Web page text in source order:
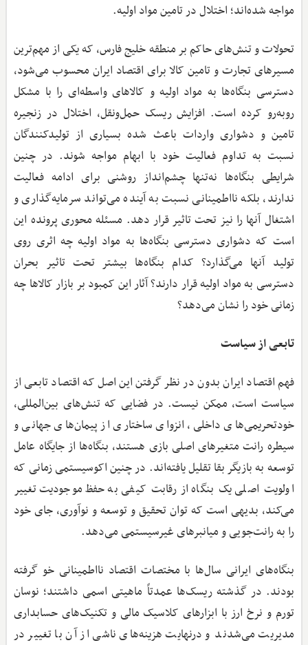
مواجه شده‌اند؛ اختلال در تامین مواد اولیه.
تحولات و تنش‌های حاکم بر منطقه خلیج فارس، که یکی از مهم‌ترین
مسیرهای تجارت و تامین کالا برای اقتصاد ایران محسوب می‌شود،
دسترسی بنگاه‌ها به مواد اولیه و کالاهای واسطه‌ای را با مشکل
روبه‌رو کرده است. افزایش ریسک حمل‌ونقل، اختلال در زنجیره
تامین و دشواری واردات باعث شده بسیاری از تولیدکنندگان
نسبت به تداوم فعالیت خود با ابهام مواجه شوند. در چنین
شرایطی بنگاه‌ها نه‌تنها چشم‌انداز روشنی برای ادامه فعالیت
ندارند، بلکه نااطمینانی نسبت به آینده می‌تواند سرمایه‌گذاری و
اشتغال آنها را نیز تحت تاثیر قرار دهد. مسئله محوری پرونده این
است که دشواری دسترسی بنگاه‌ها به مواد اولیه چه اثری روی
تولید آنها می‌گذارد؟ کدام بنگاه‌ها بیشتر تحت تاثیر بحران
دسترسی به مواد اولیه قرار دارند؟ آثار این کمبود بر بازار کالاها چه
زمانی خود را نشان می‌دهد؟
تابعی از سیاست
فهم اقتصاد ایران بدون در نظر گرفتن این اصل که اقتصاد تابعی از
سیاست است، ممکن نیست. در فضایی که تنش‌های بین‌المللی،
خودتحریمی‌های داخلی، انزوای ساختاری از پیمان‌های جهانی و
سیطره رانت متغیرهای اصلی بازی هستند، بنگاه‌ها از جایگاه عامل
توسعه به بازیگر بقا تقلیل یافته‌اند. در چنین اکوسیستمی زمانی که
اولویت اصلی یک بنگاه از رقابت کیفی به حفظ موجودیت تغییر
می‌کند، بدیهی است که توان تحقیق و توسعه و نوآوری، جای خود
را به رانت‌جویی و میانبرهای غیرسیستمی می‌دهد.
بنگاه‌های ایرانی سال‌ها با مختصات اقتصاد نااطمینانی خو گرفته
بودند. در گذشته ریسک‌ها عمدتاً ماهیتی اسمی داشتند؛ نوسان
تورم و نرخ ارز با ابزارهای کلاسیک مالی و تکنیک‌های حسابداری
مدیریت می‌شدند و درنهایت هزینه‌های ناشی از آن با تغییر در